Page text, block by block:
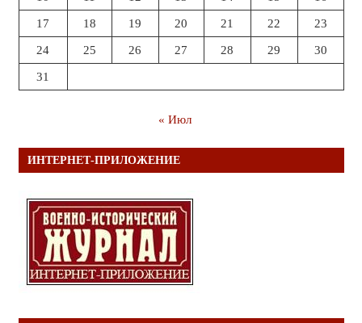
17 18 19 20 21 22 23
24 25 26 27 28 29 30
31
« Июл
ИНТЕРНЕТ-ПРИЛОЖЕНИЕ